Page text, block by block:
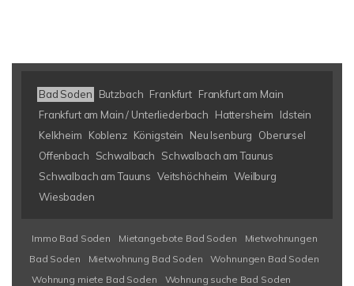
Bad Soden Butzbach Frankfurt Frankfurt am Main
Frankfurt am Main / Unterliederbach
Hattersheim
Idstein
Kelkheim
Koblenz Königstein Neu Isenburg
Oberursel
Offenbach
Schwalbach
Schwalbach am Taunus
Schwalbach am Tauuns Veitshöchheim Weilburg
Wiesbaden
Immo Bad Soden Mietangebote Bad Soden
Mietwohnungen
Bad Soden
Mietwohnung Bad Soden
Wohnungen Bad Soden
Wohnung miete Bad Soden
Wohnung suche Bad Soden